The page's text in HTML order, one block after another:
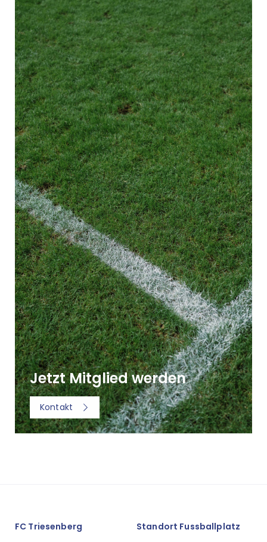
Jetzt Mitglied werden
Kontakt
FC Triesenberg
Standort Fussballplatz